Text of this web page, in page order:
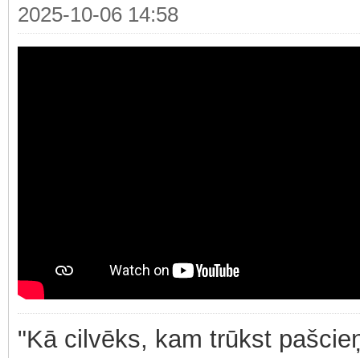
2025-10-06 14:58
"Kā cilvēks, kam trūkst